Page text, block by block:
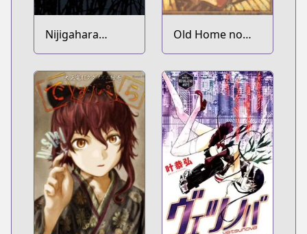
Nijigahara
Holograph
Old Home no
Haibane-tachi